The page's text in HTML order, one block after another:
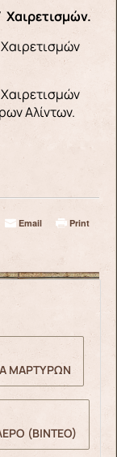
Αλίντων.
Email Print
ΜΑΡΤΥΡΩΝ
(ΒΙΝΤΕΟ)